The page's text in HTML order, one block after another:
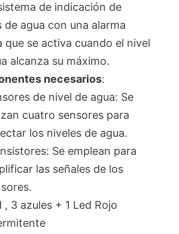
de indicación de
de agua con una alarma
que se activa cuando el nivel
alcanza su máximo.
necesarios:
de nivel de agua: Se
cuatro sensores para
los niveles de agua.
Se emplean para
las señales de los
, 3 azules + 1 Led Rojo